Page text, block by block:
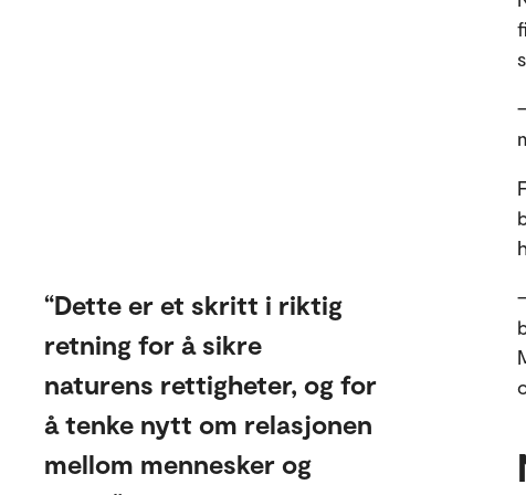
Dette er et skritt i riktig
retning for å sikre
naturens rettigheter, og for
å tenke nytt om relasjonen
mellom mennesker og